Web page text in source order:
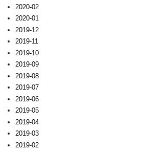
2020-02
2020-01
2019-12
2019-11
2019-10
2019-09
2019-08
2019-07
2019-06
2019-05
2019-04
2019-03
2019-02